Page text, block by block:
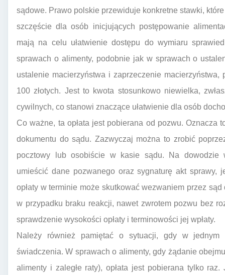
sądowe. Prawo polskie przewiduje konkretne stawki,
szczęście dla osób inicjujących postępowanie
mają na celu ułatwienie dostępu do wymiaru
sprawach o alimenty, podobnie jak w sprawach o
ustalenie macierzyństwa i zaprzeczenie macierzyństwa,
100 złotych. Jest to kwota stosunkowo niewielka,
cywilnych, co stanowi znaczące ułatwienie dla osób
Co ważne, ta opłata jest pobierana od pozwu. Oznacza
dokumentu do sądu. Zazwyczaj można to zrobić
pocztowy lub osobiście w kasie sądu. Na dowodzie
umieścić dane pozwanego oraz sygnaturę akt sprawy,
opłaty w terminie może skutkować wezwaniem przez
w przypadku braku reakcji, nawet zwrotem pozwu bez
sprawdzenie wysokości opłaty i terminowości jej wpłaty.
Należy również pamiętać o sytuacji, gdy w
świadczenia. W sprawach o alimenty, gdy żądanie
alimenty i zaległe raty), opłata jest pobierana tylko